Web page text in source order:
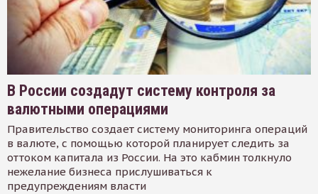
В России создадут систему контроля за
валютными операциями
Правительство создает систему мониторинга операций
в валюте, с помощью которой планирует следить за
оттоком капитала из России. На это кабмин толкнуло
нежелание бизнеса прислушиваться к
предупреждениям власти